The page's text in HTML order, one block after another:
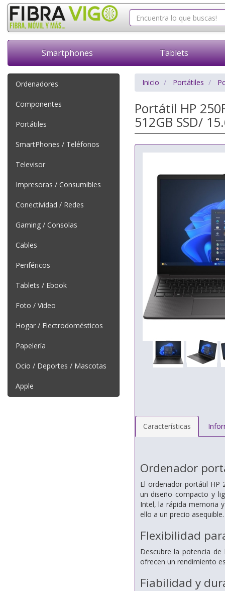
Smartphones Tablets
Ordenadores
Componentes
Portátiles
SmartPhones / Teléfonos
Televisor
Impresoras / Consumibles
Conectividad / Redes
Gaming / Consolas
Cables
Periféricos
Tablets / Ebook
Foto / Video
Hogar / Electrodomésticos
Papelería
Ocio / Deportes / Mascotas
Apple
Inicio Portátiles
Portátil HP
512GB SSD/
Características
Ordenador
El ordenador portátil HP
un diseño compacto y
Intel, la rápida memoria
ello a un precio asequible.
Flexibilidad
Descubre la potencia
ofrecen un rendimiento
Fiabilidad y